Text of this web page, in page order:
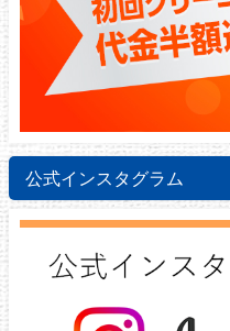
公式インスタグラム